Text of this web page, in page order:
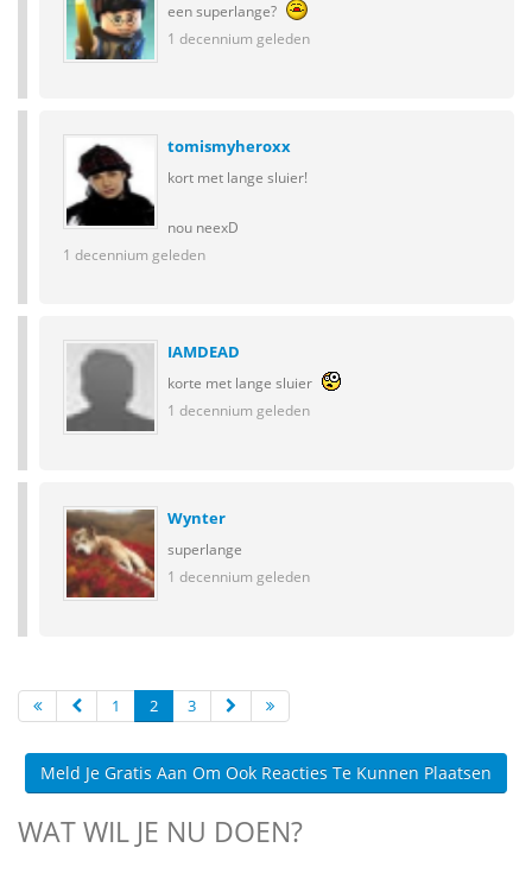
een superlange?
1 decennium geleden
tomismyheroxx
kort met lange sluier!
nou neexD
1 decennium geleden
IAMDEAD
korte met lange sluier
1 decennium geleden
Wynter
superlange
1 decennium geleden
1 2 3
Meld Je Gratis Aan Om Ook Reacties Te Kunnen Plaatsen
WAT WIL JE NU DOEN?